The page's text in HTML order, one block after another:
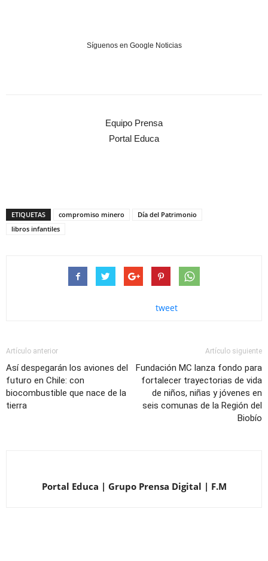
Síguenos en Google Noticias
Equipo Prensa
Portal Educa
ETIQUETAS compromiso minero
Día del Patrimonio
libros infantiles
tweet
Artículo anterior
Así despegarán los aviones del
futuro en Chile: con
biocombustible que nace de la
tierra
Artículo siguiente
Fundación MC lanza fondo para
fortalecer trayectorias de vida
de niños, niñas y jóvenes en
seis comunas de la Región del
Biobío
Portal Educa | Grupo Prensa Digital | F.M